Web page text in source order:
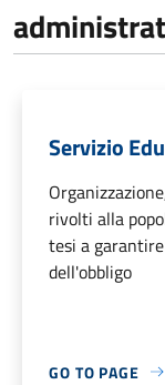
Servizio
rivolti alla
tesi a
dell'obbligo
GO TO PAGE